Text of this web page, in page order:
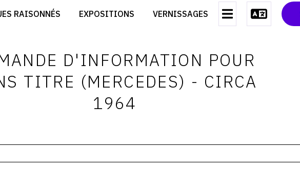
RAISONNÉS EXPOSITIONS VERNISSAGES
CRÉER SON CATALOGUE D'EXPO
DEVENIR CONTRIBUTEUR
CONTACT
CGU
D'INFORMATION POUR
TITRE (MERCEDES) - CIRCA
1964